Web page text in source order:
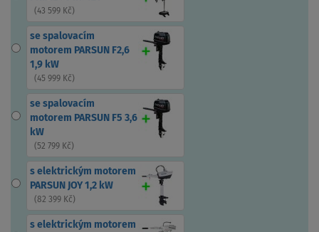
(43 599 Kč)
se spalovacím
motorem PARSUN F2,6
1,9 kW
(45 999 Kč)
se spalovacím
motorem PARSUN F5 3,6
kW
(52 799 Kč)
s elektrickým motorem
PARSUN JOY 1,2 kW
(82 399 Kč)
s elektrickým motorem